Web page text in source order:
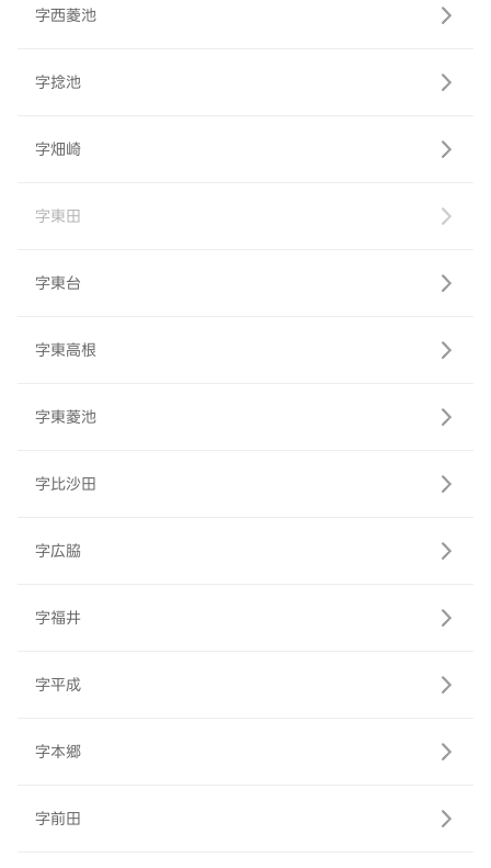
字西菱池
字捻池
字畑崎
字東田
字東台
字東高根
字東菱池
字比沙田
字広脇
字福井
字平成
字本郷
字前田